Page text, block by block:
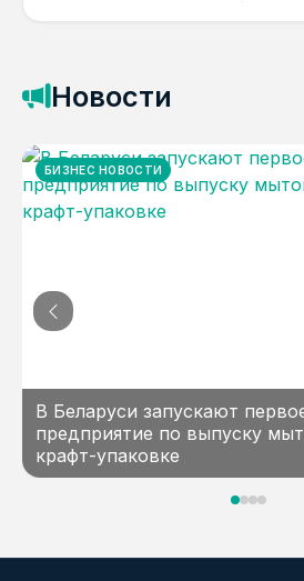
Новости
БИЗНЕС НОВОСТИ
В Беларуси запускают
предприятие по выпуску
крафт-упаковке